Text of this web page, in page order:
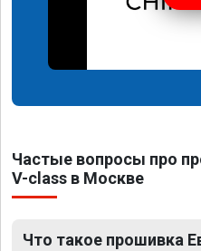
Частые вопросы про
V-class в Москве
Что такое прошивка